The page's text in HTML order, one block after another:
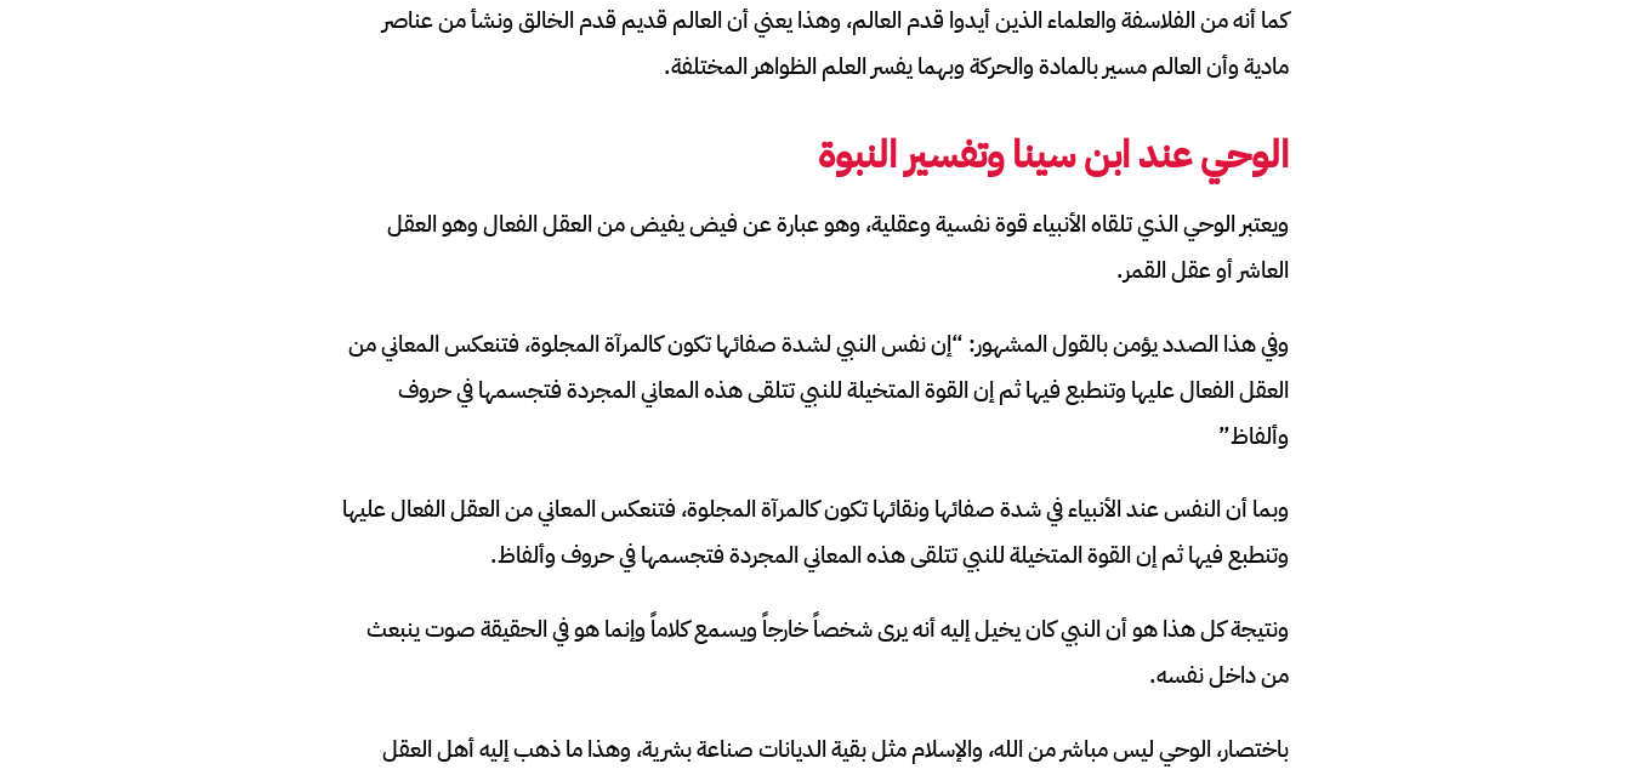
كما أنه من الفلاسفة والعلماء الذين أيدوا قدم العالم، وهذا يعني أن العالم قديم قدم الخالق ونشأ من عناصر
مادية وأن العالم مسير بالمادة والحركة وبهما يفسر العلم الظواهر المختلفة.
الوحي عند ابن سينا وتفسير النبوة
ويعتبر الوحي الذي تلقاه الأنبياء قوة نفسية وعقلية، وهو عبارة عن فيض يفيض من العقل الفعال وهو العقل
العاشر أو عقل القمر.
وفي هذا الصدد يؤمن بالقول المشهور: “إن نفس النبي لشدة صفائها تكون كالمرآة المجلوة، فتنعكس المعاني من
العقل الفعال عليها وتنطبع فيها ثم إن القوة المتخيلة للنبي تتلقى هذه المعاني المجردة فتجسمها في حروف
وألفاظ”
وبما أن النفس عند الأنبياء في شدة صفائها ونقائها تكون كالمرآة المجلوة، فتنعكس المعاني من العقل الفعال عليها
وتنطبع فيها ثم إن القوة المتخيلة للنبي تتلقى هذه المعاني المجردة فتجسمها في حروف وألفاظ.
ونتيجة كل هذا هو أن النبي كان يخيل إليه أنه يرى شخصاً خارجاً ويسمع كلاماً وإنما هو في الحقيقة صوت ينبعث
من داخل نفسه.
باختصار، الوحي ليس مباشر من الله، والإسلام مثل بقية الديانات صناعة بشرية، وهذا ما ذهب إليه أهل العقل